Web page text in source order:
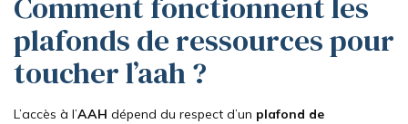
plafonds de ressources pour
toucher l’aah ?
L’accès à l’AAH dépend du respect d’un plafond de